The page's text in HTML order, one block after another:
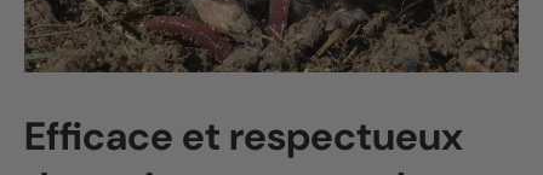
Efficace et respectueux